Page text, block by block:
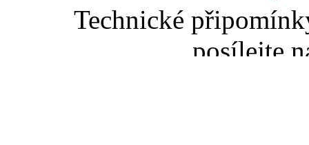
Technické
posílejte